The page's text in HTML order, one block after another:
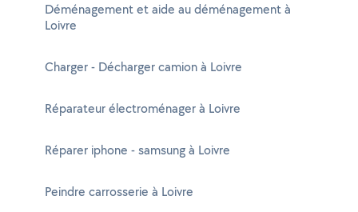
Déménagement et aide au déménagement à
Loivre
Charger - Décharger camion à Loivre
Réparateur électroménager à Loivre
Réparer iphone - samsung à Loivre
Peindre carrosserie à Loivre